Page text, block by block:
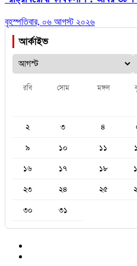
বৃহস্পতিবার, ০৬ আগস্ট ২০২৬
আর্কাইভ
রবি সোম মঙ্গল
২
৩ ৪
৯
১০ ১১
১৬
১৭ ১৮
২৩
২৪ ২৫
৩০
৩১